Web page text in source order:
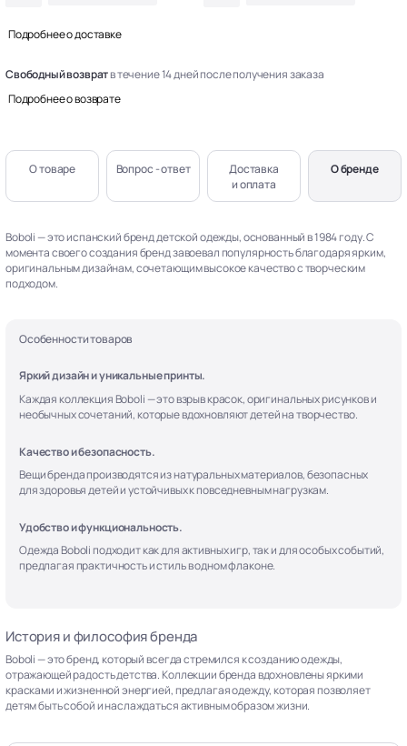
Подробнее о доставке
Свободный возвратв течение 14 дней после получения заказа
Подробнее о возврате
О товаре Вопрос - ответ
Доставка
и оплата
О бренде
Boboli — это испанский бренд детской одежды, основанный в 1984 году. С
момента своего создания бренд завоевал популярность благодаря ярким,
оригинальным дизайнам, сочетающим высокое качество с творческим
подходом.
Особенности товаров
Яркий дизайн и уникальные принты.
Каждая коллекция Boboli — это взрыв красок, оригинальных рисунков и
необычных сочетаний, которые вдохновляют детей на творчество.
Качество и безопасность.
Вещи бренда производятся из натуральных материалов, безопасных
для здоровья детей и устойчивых к повседневным нагрузкам.
Удобство и функциональность.
Одежда Boboli подходит как для активных игр, так и для особых событий,
предлагая практичность и стиль в одном флаконе.
История и философия бренда
Boboli — это бренд, который всегда стремился к созданию одежды,
отражающей радость детства. Коллекции бренда вдохновлены яркими
красками и жизненной энергией, предлагая одежду, которая позволяет
детям быть собой и наслаждаться активным образом жизни.